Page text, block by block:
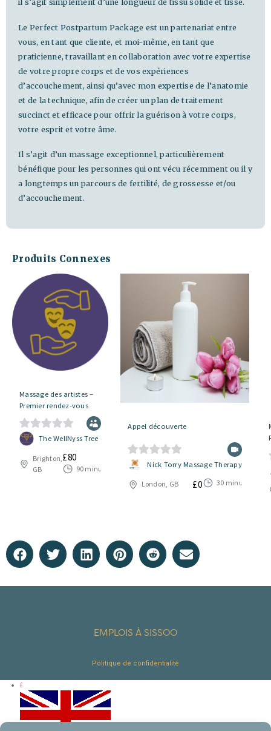
il s’agit simplement d’une longueur de tissu solide et tissé.
Le Perfect Postpartum Package est un partenariat entre
vous, en tant que cliente, et moi-même, en tant que
praticienne, travaillant en collaboration avec votre expertise
de votre propre corps et de vos expériences
d’accouchement, ainsi qu’avec mon expertise de l’anatomie
et de la technique, afin de créer un plan de traitement
succinct et efficace pour offrir la guérison à votre corps,
votre esprit et votre âme.
Il s’agit d’un massage exceptionnel, particulièrement
bénéfique pour les personnes qui ont vécu récemment ou il y
a longtemps un parcours de fertilité, de grossesse et/ou
d’accouchement.
Produits Connexes
Massage des artistes –
Premier rendez-vous
0
u
The WellNyss Tree
Brighton,
GB
£80
90 minutes
Appel découverte
0
s
Nick Torry Massage Therapy
London, GB £0 30 minutes
EMPLOIS À SISSOO
Politique de confidentialité
£